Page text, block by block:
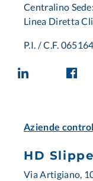
Centralino
Linea Diretta
P.I. / C.F.
Aziende
HD
Via Artigiano,